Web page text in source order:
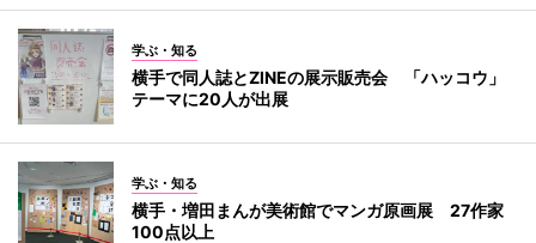
学ぶ・知る
横手で同人誌とZINEの展示販売会 「ハッコウ」
テーマに20人が出展
学ぶ・知る
横手・増田まんが美術館でマンガ原画展 27作家
100点以上